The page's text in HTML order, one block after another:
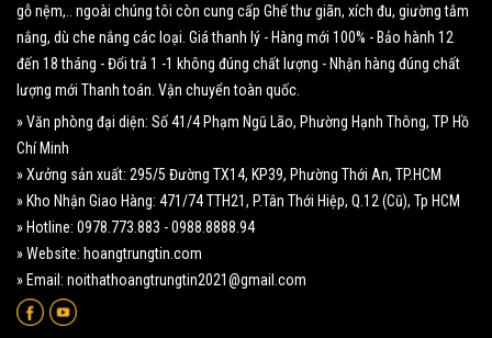
gỗ nệm,.. ngoài chúng tôi còn cung cấp Ghế thư giãn, xích đu, giường tắm
nắng, dù che nắng các loại. Giá thanh lý - Hàng mới 100% - Bảo hành 12
đến 18 tháng - Đổi trả 1 -1 không đúng chất lượng - Nhận hàng đúng chất
lượng mới Thanh toán. Vận chuyển toàn quốc.
» Văn phòng đại diện: Số 41/4 Phạm Ngũ Lão, Phường Hạnh Thông, TP Hồ
Chí Minh
» Xưởng sản xuất: 295/5 Đường TX14, KP39, Phường Thới An, TP.HCM
» Kho Nhận Giao Hàng: 471/74 TTH21, P.Tân Thới Hiệp, Q.12 (Cũ), Tp HCM
» Hotline: 0978.773.883 - 0988.8888.94
» Website: hoangtrungtin.com
» Email: noithathoangtrungtin2021@gmail.com